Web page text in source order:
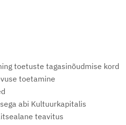
toetuste tagasinõudmise kord
toetamine
abi Kultuurkapitalis
teavitus